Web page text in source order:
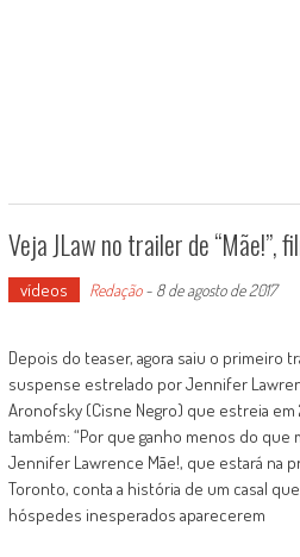
Veja JLaw no trailer de “Mãe!”,
vídeos Redação- 8 de agosto de 2017
Depois do teaser, agora saiu o primeiro
suspense estrelado por Jennifer
Aronofsky (Cisne Negro) que estreia em
também: “Por que ganho menos do que
Jennifer Lawrence Mãe!, que estará na
Toronto, conta a história de um casal
hóspedes inesperados aparecerem